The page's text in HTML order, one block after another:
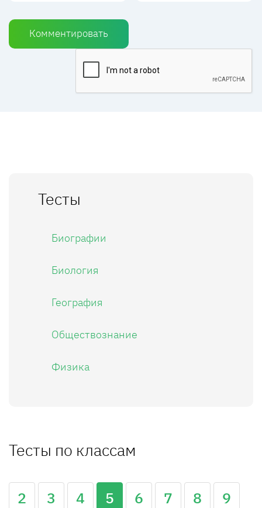
Комментировать
Тесты
Биографии
Биология
География
Обществознание
Физика
Тесты по классам
2 3 4 5 6 7 8
9